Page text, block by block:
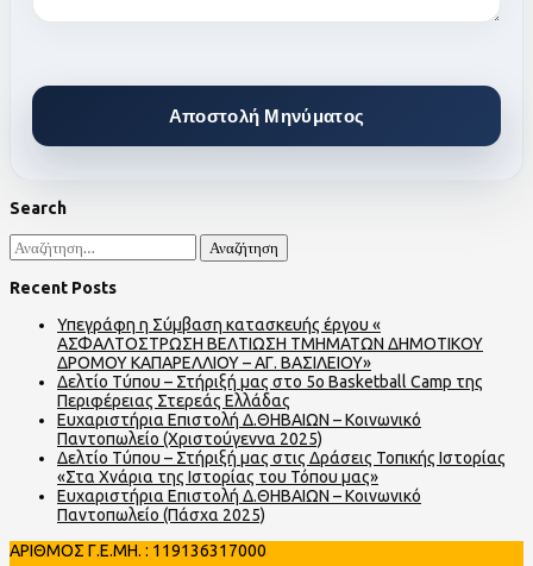
Search
Αναζήτηση
για:
Recent Posts
Υπεγράφη η Σύμβαση κατασκευής έργου «
ΑΣΦΑΛΤΟΣΤΡΩΣΗ ΒΕΛΤΙΩΣΗ ΤΜΗΜΑΤΩΝ ΔΗΜΟΤΙΚΟΥ
ΔΡΟΜΟΥ ΚΑΠΑΡΕΛΛΙΟΥ – ΑΓ. ΒΑΣΙΛΕΙΟΥ»
Δελτίο Τύπου – Στήριξή μας στο 5ο Basketball Camp της
Περιφέρειας Στερεάς Ελλάδας
Ευχαριστήρια Επιστολή Δ.ΘΗΒΑΙΩΝ – Κοινωνικό
Παντοπωλείο (Χριστούγεννα 2025)
Δελτίο Τύπου – Στήριξή μας στις Δράσεις Τοπικής Ιστορίας
«Στα Χνάρια της Ιστορίας του Τόπου μας»
Ευχαριστήρια Επιστολή Δ.ΘΗΒΑΙΩΝ – Κοινωνικό
Παντοπωλείο (Πάσχα 2025)
ΑΡΙΘΜΟΣ Γ.Ε.ΜΗ. : 119136317000